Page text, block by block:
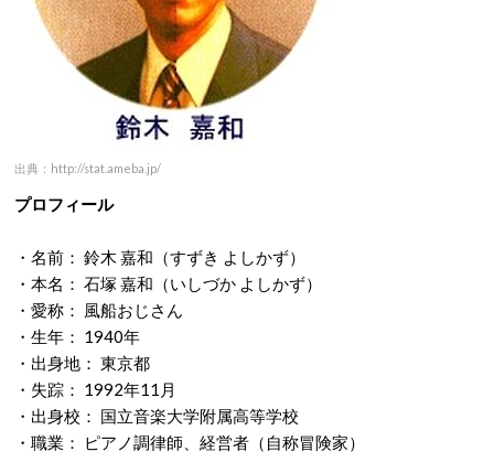
出典：http://stat.ameba.jp/
プロフィール
・名前： 鈴木 嘉和（すずき よしかず）
・本名： 石塚 嘉和（いしづか よしかず）
・愛称： 風船おじさん
・生年： 1940年
・出身地： 東京都
・失踪： 1992年11月
・出身校： 国立音楽大学附属高等学校
・職業： ピアノ調律師、経営者（自称冒険家）